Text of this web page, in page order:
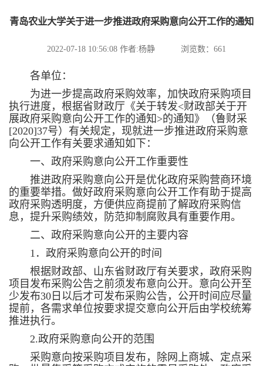
青岛农业大学关于进一步推进政府采购意向公开工作的通知
2022-07-18 10:56:08 作者:杨静 浏览数： 661
各单位：
为进一步提高政府采购效率，加快政府采购项目
执行进度，根据省财政厅《关于转发<财政部关于开
展政府采购意向公开工作的通知>的通知》（鲁财采
[2020]37号）有关规定，现就进一步推进政府采购意
向公开工作有关要求通知如下：
一、政府采购意向公开工作重要性
推进政府采购意向公开是优化政府采购营商环境
的重要举措。做好政府采购意向公开工作有助于提高
政府采购透明度，方便供应商提前了解政府采购信
息，提升采购绩效，防范抑制腐败具有重要作用。
二、政府采购意向公开的主要内容
1．政府采购意向公开的时间
根据财政部、山东省财政厅有关要求，政府采购
项目发布采购公告之前须发布意向公开。意向公开至
少发布30日以后才可发布采购公告，公开时间应尽量
提前，各需求单位按要求提交意向公开后由学校统筹
推进执行。
2.政府采购意向公开的范围
采购意向按采购项目发布，除网上商城、定点采